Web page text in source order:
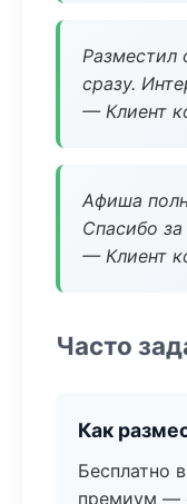
Разместил
сразу.
— Клиент
Афиша
Спасибо за
— Клиент
Часто
Как
Бесплатно
премиум —